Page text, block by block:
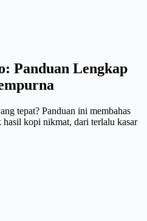
Panduan Lengkap
tepat? Panduan ini membahas
kopi nikmat, dari terlalu kasar